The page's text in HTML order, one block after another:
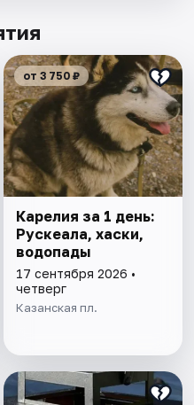
от 3 750 ₽
Карелия за 1 день:
Рускеала, хаски,
водопады
17 сентября 2026 •
четверг
Казанская пл.